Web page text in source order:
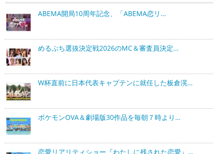
ABEMA開局10周年記念、「ABEMA恋リ…
めるぷち選抜決定戦2026のMC＆審査員決定…
W杯直前に日本代表キャプテンに就任した板倉滉…
ポケモンOVA＆劇場版30作品を毎朝７時より…
恋愛リアリティショー『わたしに残された恋愛』…